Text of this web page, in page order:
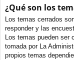
¿Qué son los
Los temas cerrados
responder y las
Los temas pueden ser
tomada por La
propios temas